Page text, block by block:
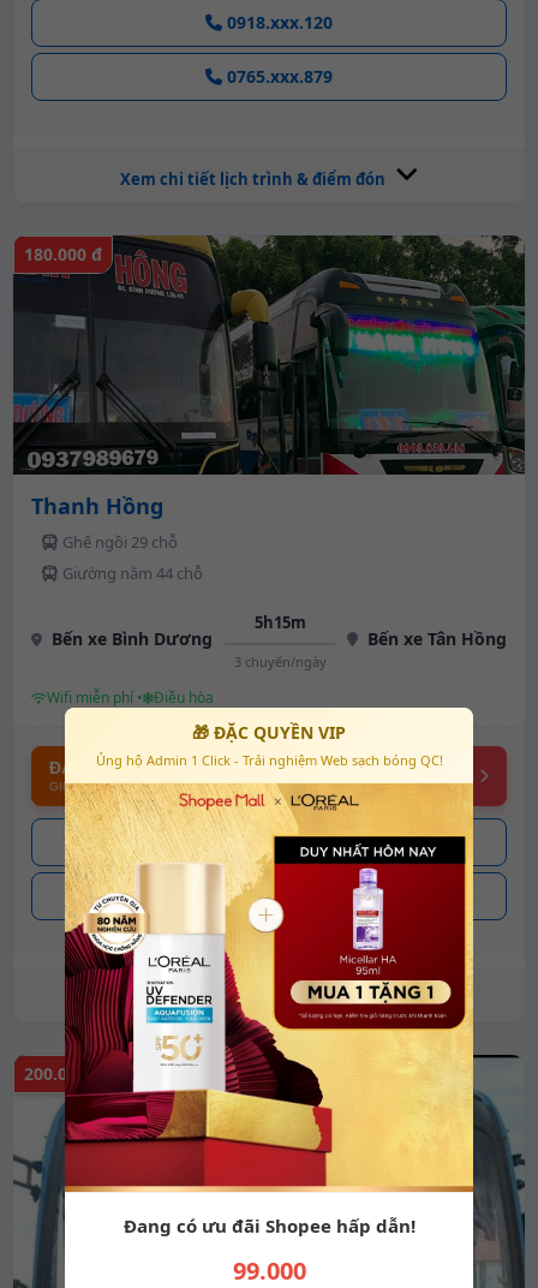
0918.xxx.120
0765.xxx.879
Xem chi tiết lịch trình & điểm đón
180.000 đ
Thanh Hồng
Ghế ngồi 29 chỗ
Giường nằm 44 chỗ
Bến xe Bình Dương
5h15m
3 chuyến/ngày
Bến xe Tân Hồng
Wifi miễn phí • Điều hòa
ĐẶT VÉ ONLINE
GIỮ CHỖ NGAY
0937.xxx.679
0902.xxx.867
Xem chi tiết lịch trình & điểm đón
200.000 đ
🎁 ĐẶC QUYỀN VIP
Ủng hộ Admin 1 Click - Trải nghiệm Web sạch bóng QC!
Đang có ưu đãi Shopee hấp dẫn!
99.000